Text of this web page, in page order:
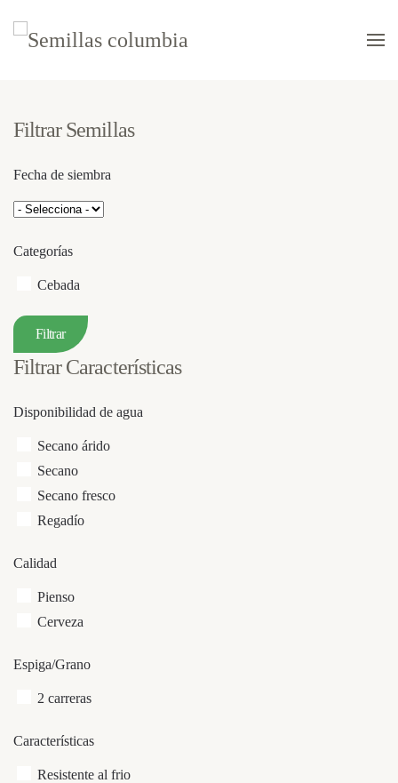
Skip to main content
Filtrar Semillas
Fecha de siembra
Categorías
Cebada
Filtrar Características
Disponibilidad de agua
Secano árido
Secano
Secano fresco
Regadío
Calidad
Pienso
Cerveza
Espiga/Grano
2 carreras
Características
Resistente al frio